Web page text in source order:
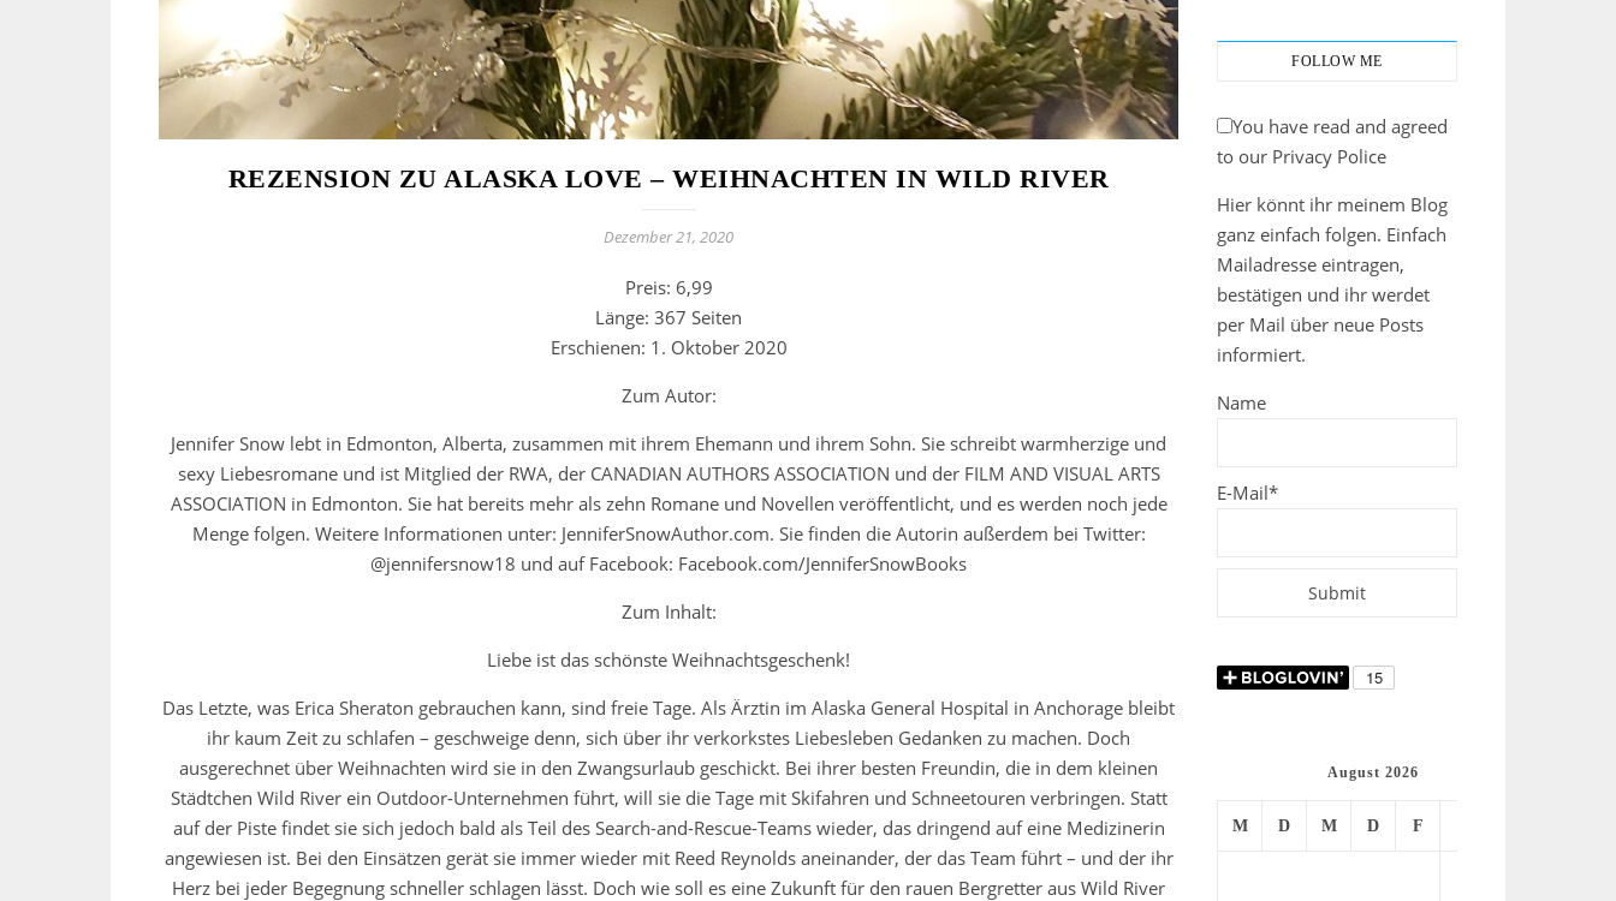
REZENSION ZU ALASKA LOVE – WEIHNACHTEN IN WILD RIVER
Dezember 21, 2020
Preis: 6,99
Länge: 367 Seiten
Erschienen: 1. Oktober 2020
Zum Autor:
Jennifer Snow lebt in Edmonton, Alberta, zusammen mit ihrem Ehemann und ihrem Sohn. Sie schreibt warmherzige und
sexy Liebesromane und ist Mitglied der RWA, der CANADIAN AUTHORS ASSOCIATION und der FILM AND VISUAL ARTS
ASSOCIATION in Edmonton. Sie hat bereits mehr als zehn Romane und Novellen veröffentlicht, und es werden noch jede
Menge folgen. Weitere Informationen unter: JenniferSnowAuthor.com. Sie finden die Autorin außerdem bei Twitter:
@jennifersnow18 und auf Facebook: Facebook.com/JenniferSnowBooks
Zum Inhalt:
Liebe ist das schönste Weihnachtsgeschenk!
Das Letzte, was Erica Sheraton gebrauchen kann, sind freie Tage. Als Ärztin im Alaska General Hospital in Anchorage bleibt
ihr kaum Zeit zu schlafen – geschweige denn, sich über ihr verkorkstes Liebesleben Gedanken zu machen. Doch
ausgerechnet über Weihnachten wird sie in den Zwangsurlaub geschickt. Bei ihrer besten Freundin, die in dem kleinen
Städtchen Wild River ein Outdoor-Unternehmen führt, will sie die Tage mit Skifahren und Schneetouren verbringen. Statt
auf der Piste findet sie sich jedoch bald als Teil des Search-and-Rescue-Teams wieder, das dringend auf eine Medizinerin
angewiesen ist. Bei den Einsätzen gerät sie immer wieder mit Reed Reynolds aneinander, der das Team führt – und der ihr
Herz bei jeder Begegnung schneller schlagen lässt. Doch wie soll es eine Zukunft für den rauen Bergretter aus Wild River
FOLLOW ME
You have read and agreed
to our Privacy Police
Hier könnt ihr meinem Blog
ganz einfach folgen. Einfach
Mailadresse eintragen,
bestätigen und ihr werdet
per Mail über neue Posts
informiert.
Name
E-Mail*
August 2026
M D M D F